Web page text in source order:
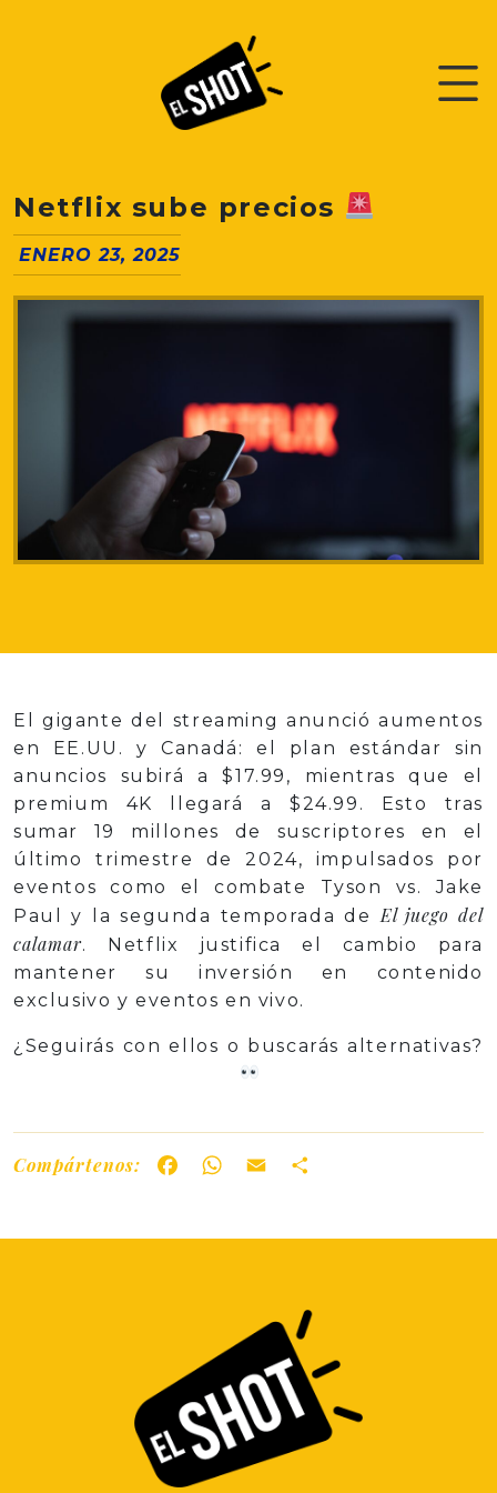
Netflix sube precios
ENERO 23, 2025
El gigante del streaming anunció aumentos
en EE.UU. y Canadá: el plan estándar sin
anuncios subirá a $17.99, mientras que el
premium 4K llegará a $24.99. Esto tras
sumar 19 millones de suscriptores en el
último trimestre de 2024, impulsados por
eventos como el combate Tyson vs. Jake
Paul y la segunda temporada deEl juego del
calamar. Netflix justifica el cambio para
mantener su inversión en contenido
exclusivo y eventos en vivo.
¿Seguirás con ellos o buscarás alternativas?
Compártenos: FacebookWhatsApp
Email